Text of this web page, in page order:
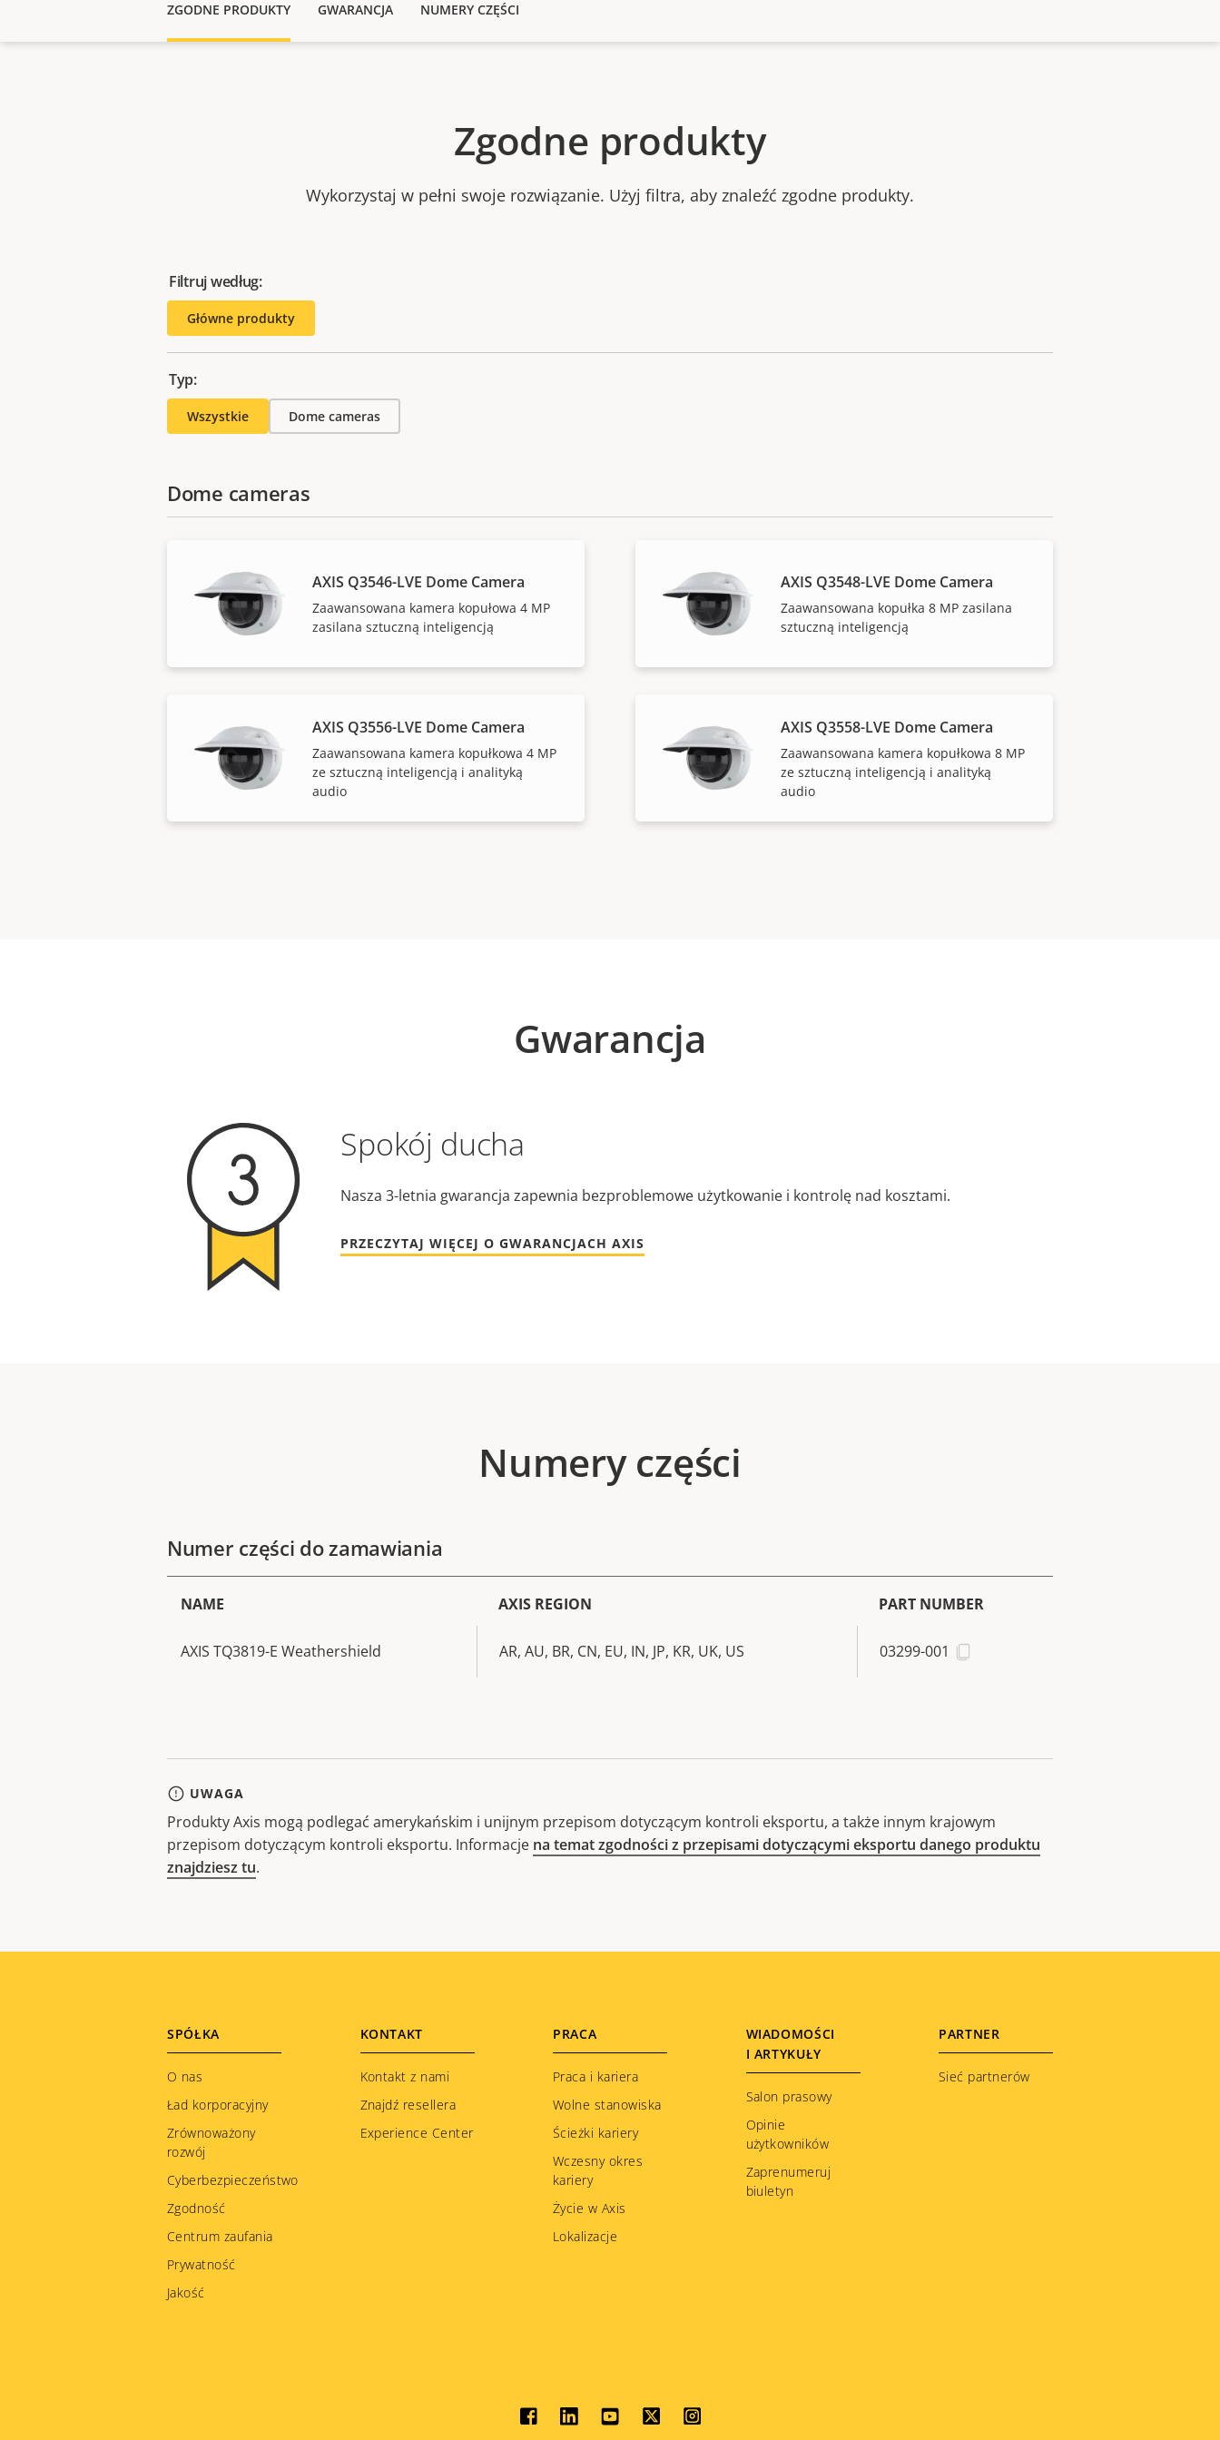
ZGODNE PRODUKTY GWARANCJA NUMERY CZĘŚCI
Zgodne produkty
Wykorzystaj w pełni swoje rozwiązanie. Użyj filtra, aby znaleźć zgodne produkty.
Filtruj według:
Główne produkty
Typ:
Wszystkie Dome cameras
Dome cameras
AXIS Q3546-LVE Dome Camera
Zaawansowana kamera kopułowa 4 MP
zasilana sztuczną inteligencją
AXIS Q3548-LVE Dome Camera
Zaawansowana kopułka 8 MP zasilana
sztuczną inteligencją
AXIS Q3556-LVE Dome Camera
Zaawansowana kamera kopułkowa 4 MP
ze sztuczną inteligencją i analityką
audio
AXIS Q3558-LVE Dome Camera
Zaawansowana kamera kopułkowa 8 MP
ze sztuczną inteligencją i analityką
audio
Gwarancja
Spokój ducha
Nasza 3-letnia gwarancja zapewnia bezproblemowe użytkowanie i kontrolę nad kosztami.
PRZECZYTAJ WIĘCEJ O GWARANCJACH AXIS
Numery części
Numer części do zamawiania
NAME AXIS REGION PART NUMBER
AXIS TQ3819-E Weathershield AR, AU, BR, CN, EU, IN, JP, KR, UK, US 03299-001
UWAGA
Produkty Axis mogą podlegać amerykańskim i unijnym przepisom dotyczącym kontroli eksportu, a także innym krajowym
przepisom dotyczącym kontroli eksportu. Informacje na temat zgodności z przepisami dotyczącymi eksportu danego produktu
znajdziesz tu.
Footer
menu
SPÓŁKA
O nas
Ład korporacyjny
Zrównoważony
rozwój
Cyberbezpieczeństwo
Zgodność
Centrum zaufania
Prywatność
Jakość
KONTAKT
Kontakt z nami
Znajdź resellera
Experience Center
PRACA
Praca i kariera
Wolne stanowiska
Ścieżki kariery
Wczesny okres
kariery
Życie w Axis
Lokalizacje
WIADOMOŚCI
I ARTYKUŁY
Salon prasowy
Opinie
użytkowników
Zaprenumeruj
biuletyn
PARTNER
Sieć partnerów
Social